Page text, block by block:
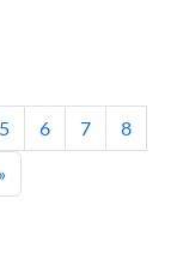
page
Page
5 Page
6 Page
7 Page
8